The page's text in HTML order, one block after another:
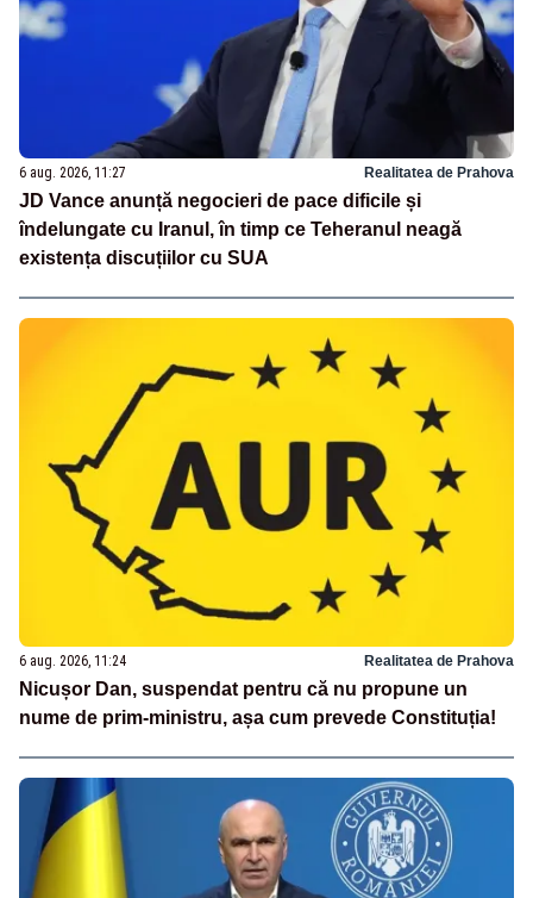
6 aug. 2026, 11:27 Realitatea de Prahova
JD Vance anunță negocieri de pace dificile și
îndelungate cu Iranul, în timp ce Teheranul neagă
existența discuțiilor cu SUA
6 aug. 2026, 11:24 Realitatea de Prahova
Nicușor Dan, suspendat pentru că nu propune un
nume de prim-ministru, așa cum prevede Constituția!